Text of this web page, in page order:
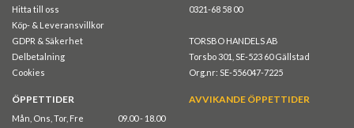
Hitta till oss
Köp- & Leveransvillkor
GDPR & Säkerhet
Delbetalning
Cookies
0321-68 58 00
TORSBO HANDELS AB
Torsbo 301, SE-523 60 Gällstad
Org.nr: SE-556047-7225
ÖPPETTIDER
Mån, Ons, Tor, Fre
09.00 - 18.00
AVVIKANDE ÖPPETTIDER